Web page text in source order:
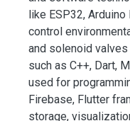
like ESP32,
control
and solenoid
such as C++, Dart,
used for
Firebase, Flutter
storage,